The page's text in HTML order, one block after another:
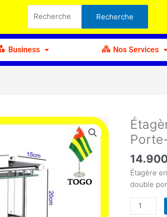
pour :
Recherche
Business Nos Services
Étagère
double
quantité
de
Étagère
en
Verre
de
Bain
Salle
de
Bain